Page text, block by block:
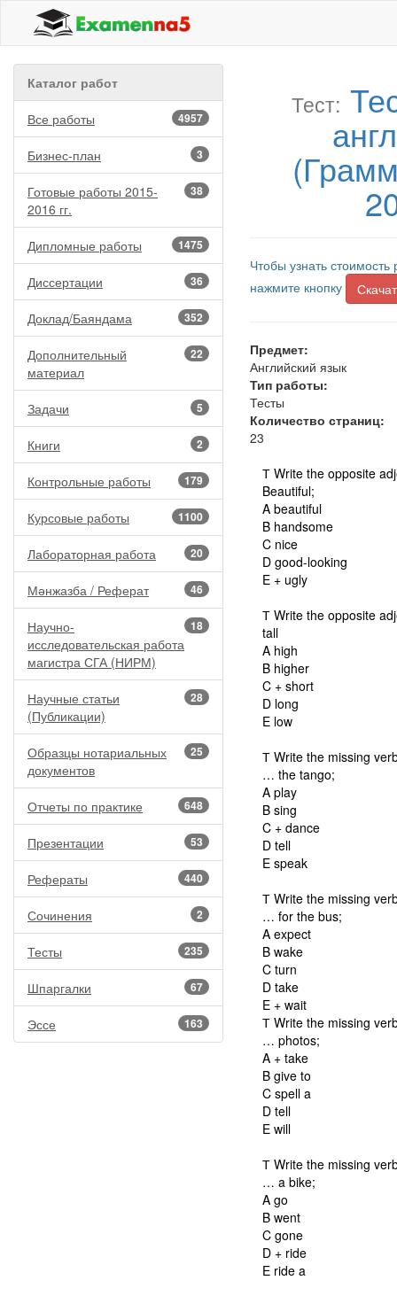
Каталог работ
4957
Все работы
3
Бизнес-план
38
Готовые работы 2015-
2016 гг.
1475
Дипломные работы
36
Диссертации
352
Доклад/Баяндама
22
Дополнительный
материал
5
Задачи
2
Книги
179
Контрольные работы
1100
Курсовые работы
20
Лабораторная работа
46
Мәнжазба / Реферат
18
Научно-
исследовательская работа
магистра СГА (НИРМ)
28
Научные статьи
(Публикации)
25
Образцы нотариальных
документов
648
Отчеты по практике
53
Презентации
440
Рефераты
2
Сочинения
235
Тесты
67
Шпаргалки
163
Эссе
Тест:
Чтобы узнать
нажмите кнопку
Предмет:
Английский язык
Тип работы:
Тесты
Количество страниц:
23
Т Write the opposite
Beautiful;
A beautiful
B handsome
C nice
D good-looking
E + ugly
Т Write the opposite
tall
A high
B higher
C + short
D long
E low
Т Write the missing
… the tango;
A play
B sing
C + dance
D tell
E speak
Т Write the missing
… for the bus;
A expect
B wake
C turn
D take
E + wait
Т Write the missing
… photos;
A + take
B give to
C spell a
D tell
E will
Т Write the missing
… a bike;
A go
B went
C gone
D + ride
E ride a